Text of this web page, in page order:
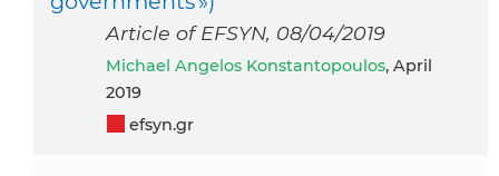
Article of EFSYN, 08/04/2019
Michael Angelos Konstantopoulos, April
2019
efsyn.gr